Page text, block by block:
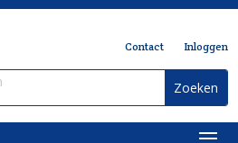
Contact Inloggen